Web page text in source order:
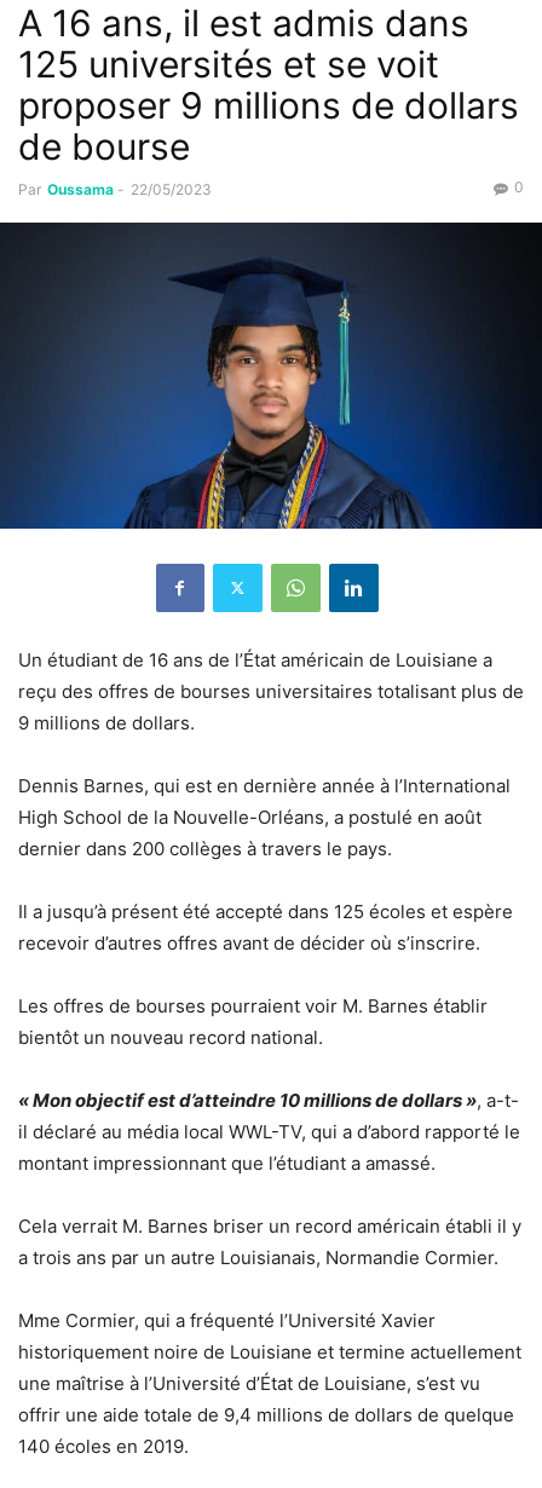
A 16 ans, il est admis dans
125 universités et se voit
proposer 9 millions de dollars
de bourse
Par Oussama - 22/05/2023 0
Un étudiant de 16 ans de l’État américain de Louisiane a
reçu des offres de bourses universitaires totalisant plus de
9 millions de dollars.
Dennis Barnes, qui est en dernière année à l’International
High School de la Nouvelle-Orléans, a postulé en août
dernier dans 200 collèges à travers le pays.
Il a jusqu’à présent été accepté dans 125 écoles et espère
recevoir d’autres offres avant de décider où s’inscrire.
Les offres de bourses pourraient voir M. Barnes établir
bientôt un nouveau record national.
« Mon objectif est d’atteindre 10 millions de dollars », a-t-
il déclaré au média local WWL-TV, qui a d’abord rapporté le
montant impressionnant que l’étudiant a amassé.
Cela verrait M. Barnes briser un record américain établi il y
a trois ans par un autre Louisianais, Normandie Cormier.
Mme Cormier, qui a fréquenté l’Université Xavier
historiquement noire de Louisiane et termine actuellement
une maîtrise à l’Université d’État de Louisiane, s’est vu
offrir une aide totale de 9,4 millions de dollars de quelque
140 écoles en 2019.